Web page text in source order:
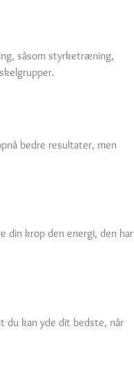
såsom styrketræning,
bedre resultater, men
din krop den energi, den har
du kan yde dit bedste, når